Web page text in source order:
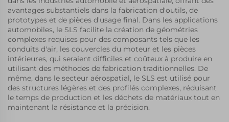
avantages substantiels dans la fabrication d'outils, de
prototypes et de pièces d'usage final. Dans les applications
automobiles, le SLS facilite la création de géométries
complexes requises pour des composants tels que les
conduits d'air, les couvercles du moteur et les pièces
intérieures, qui seraient difficiles et coûteux à produire en
utilisant des méthodes de fabrication traditionnelles. De
même, dans le secteur aérospatial, le SLS est utilisé pour
des structures légères et des profilés complexes, réduisant
le temps de production et les déchets de matériaux tout en
maintenant la résistance et la précision.